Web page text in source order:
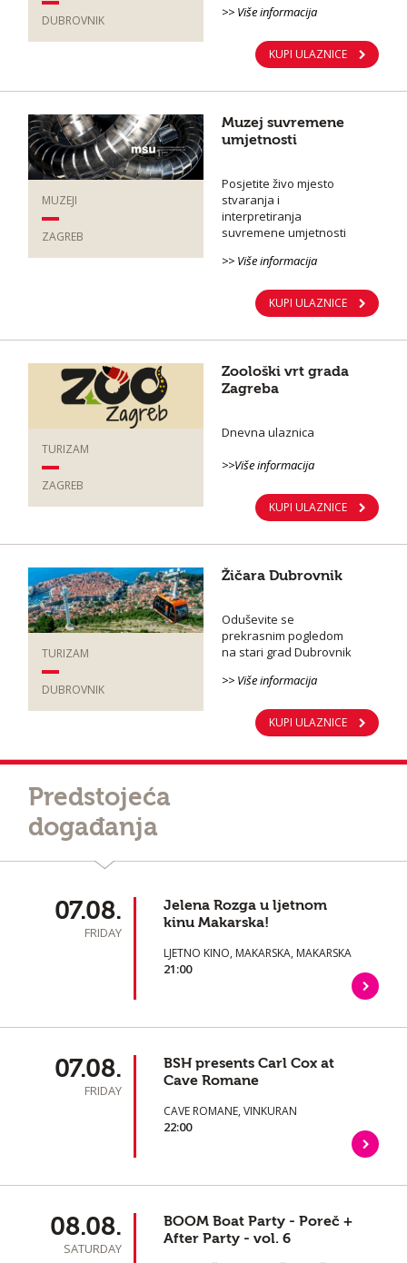
DUBROVNIK
>> Više informacija
KUPI ULAZNICE
MUZEJI
ZAGREB
Muzej suvremene
umjetnosti
Posjetite živo mjesto
stvaranja i
interpretiranja
suvremene umjetnosti
>> Više informacija
KUPI ULAZNICE
TURIZAM
ZAGREB
Zoološki vrt grada
Zagreba
Dnevna ulaznica
>>Više informacija
KUPI ULAZNICE
TURIZAM
DUBROVNIK
Žičara Dubrovnik
Oduševite se
prekrasnim pogledom
na stari grad Dubrovnik
>> Više informacija
KUPI ULAZNICE
Predstojeća
događanja
07.08.
FRIDAY
Jelena Rozga u ljetnom
kinu Makarska!
LJETNO KINO, MAKARSKA, MAKARSKA
21:00
07.08.
FRIDAY
BSH presents Carl Cox at
Cave Romane
CAVE ROMANE, VINKURAN
22:00
08.08.
SATURDAY
BOOM Boat Party - Poreč +
After Party - vol. 6